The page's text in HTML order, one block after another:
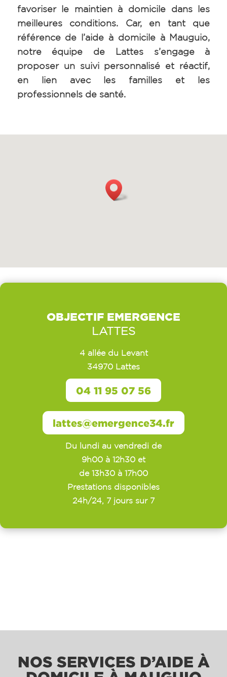
favoriser le maintien à domicile dans les
meilleures conditions. Car, en tant que
référence de l’aide à domicile à Mauguio,
notre équipe de Lattes s’engage à
proposer un suivi personnalisé et réactif,
en lien avec les familles et les
professionnels de santé.
OBJECTIF EMERGENCE
LATTES
4 allée du Levant
34970 Lattes
Du lundi au vendredi de
9h00 à 12h30 et
de 13h30 à 17h00
Prestations disponibles
24h/24, 7 jours sur 7
lattes@emergence34.fr
04 11 95 07 56
NOS SERVICES D’AIDE À